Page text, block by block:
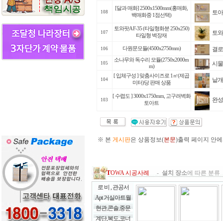
108
[달과 매화] 2500x1500mm(홍매화,
백매화중 1점선택)
토
107
토와팟A F-35 (타일형화분 250x250)
타일형 벽장재
토
106 다원문모듈(4500x2750mm) 결
105
소나무와 독수리 모듈(2750x2000m
m)
시
104
[ 입체구성 ] 맞춤사이즈로 1㎡(제곱
미터)당 판매 상품
낱
103
[ 수렵도 ] 3000x1750mm, 고구려벽화
토아트
완
※ 본 게시판은 상품정보(본문)출력 페이지 안
TOWA 시공사례 - 설치 장소에 따른 분
로 비 , 관공서
Apt 거실아트월
현관,콘솔,중문
계단,복도,코너